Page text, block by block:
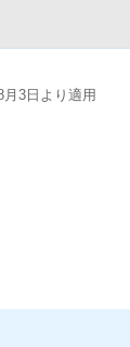
月3日より適用